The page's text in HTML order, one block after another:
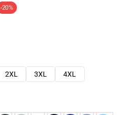
-20%
2XL 3XL
4XL